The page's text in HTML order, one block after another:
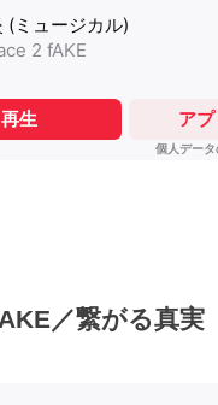
／繋がる真実